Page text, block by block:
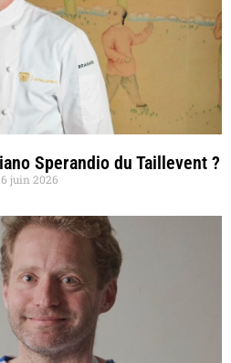
Sperandio du Taillevent ?
juin 2026